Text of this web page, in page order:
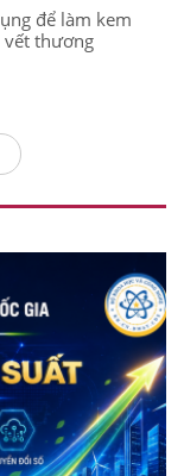
để làm kem
vết thương